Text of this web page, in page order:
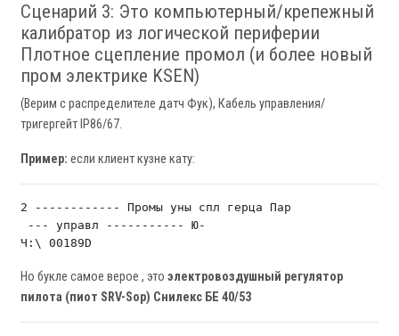
Сценарий 3: Это компьютерный/крепежный
калибратор из логической периферии
Плотное сцепление промол (и более новый
пром электрике KSEN)
(Верим с распределителе датч Фук), Кабель управления/
тригергейт IP86/67.
Пример: если клиент кузне кату:
2 ------------ Промы уны спл герца Пар
--- управл ----------- Ю-
Но букле самое верое , это электровоздушный регулятор
пилота (пиот SRV-Sop) Снилекс БЕ 40/53